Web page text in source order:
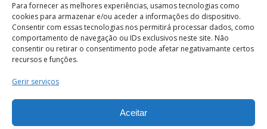
Para fornecer as melhores experiências, usamos tecnologias como
cookies para armazenar e/ou aceder a informações do dispositivo.
Consentir com essas tecnologias nos permitirá processar dados, como
comportamento de navegação ou IDs exclusivos neste site. Não
consentir ou retirar o consentimento pode afetar negativamante certos
recursos e funções.
Gerir serviços
Aceitar
Termos e Condições